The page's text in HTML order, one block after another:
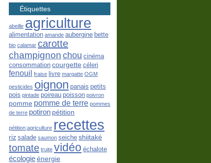
Étiquettes
abeille agriculture
alimentation amande aubergine bette
bio calamar carotte
champignon chou cinéma
consommation courgette céleri
fenouil fraise livre margatte OGM
pesticides oignon panais petits
pois pintade poireau poisson poivron
pomme pomme de terre pommes
de terre potiron pétition
pétition;agriculture recettes
riz salade saumon seiche shiitaké
tomate truite vidéo échalote
écologieénergie